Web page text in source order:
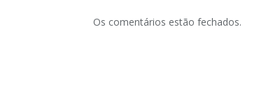
Os comentários estão fechados.